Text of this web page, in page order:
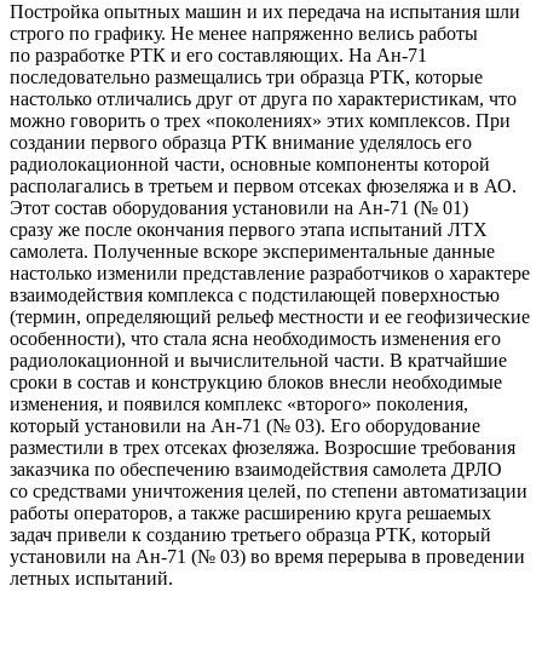
Постройка опытных машин и их передача на испытания шли
строго по графику. Hе менее напряженно велись работы
по разработке РТК и его составляющих. Hа Ан-71
последовательно размещались три образца РТК, которые
настолько отличались друг от друга по характеристикам, что
можно говорить o тpex «поколениях» этих комплексов. При
создании первого образца РТК внимание уделялось его
радиолокационной части, основные компоненты которой
располагались в третьем и первом отсеках фюзеляжа и в АО.
Этот состав оборудования установили на Ан-71 (№ 01)
сразу же после окончания первого этапа испытаний ЛТХ
самолета. Полученные вскоре экспериментальные данные
настолько изменили представление разработчиков о характере
взаимодействия комплекса с подстилающей поверхностью
(термин, определяющий рельеф местности и ее геофизические
особенности), что стала ясна необходимость изменения его
радиолокационной и вычислительной части. В кратчайшие
сроки в состав и конструкцию блоков внесли необходимые
изменения, и появился комплекс «второго» поколения,
который установили на Ан-71 (№ 03). Его оборудование
разместили в трех отсеках фюзеляжа. Возросшие требования
заказчика по обеспечению взаимодействия самолета ДРЛО
со средствами уничтожения целей, по степени автоматизации
работы операторов, а также расширению круга решаемых
задач привели к созданию третьего образца РТК, который
установили на Ан-71 (№ 03) во время перерыва в проведении
летных испытаний.